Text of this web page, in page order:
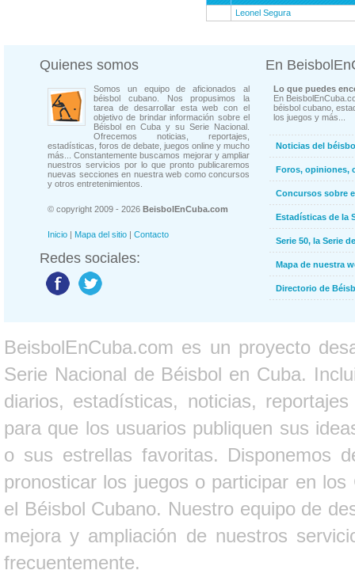
Leonel Segura
Quienes somos
Somos un equipo de aficionados al
béisbol cubano. Nos propusimos la
tarea de desarrollar esta web con el
objetivo de brindar información sobre el
Béisbol en Cuba y su Serie Nacional.
Ofrecemos noticias, reportajes,
estadísticas, foros de debate, juegos online y mucho
más... Constantemente buscamos mejorar y ampliar
nuestros servicios por lo que pronto publicaremos
nuevas secciones en nuestra web como concursos
y otros entretenimientos.
© copyright 2009 - 2026 BeisbolEnCuba.com
Inicio | Mapa del sitio | Contacto
Redes sociales:
En
Lo que puedes
En
béisbol cubano,
los juegos y más...
Noticias del
Foros, opiniones,
Concursos sobre
Estadísticas de la
Serie 50, la Serie
Mapa de nuestra
Directorio de
BeisbolEnCuba.com es un proyecto
Serie Nacional de Béisbol en Cuba.
diarios, estadísticas, noticias,
para que los usuarios publiquen sus
o sus estrellas favoritas. Disponemos
pronosticar los juegos o participar en
el Béisbol Cubano. Nuestro equipo de
mejora y ampliación de nuestros
frecuentemente.